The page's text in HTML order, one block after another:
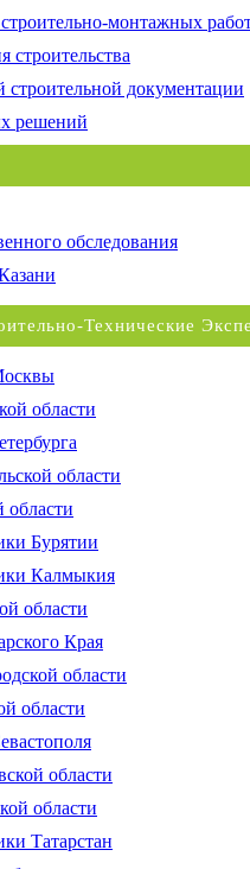
монтажных
строительства
документации
решений
обследования
Технические
области
области
области
Бурятии
Калмыкия
области
Края
области
области
области
области
Татарстан